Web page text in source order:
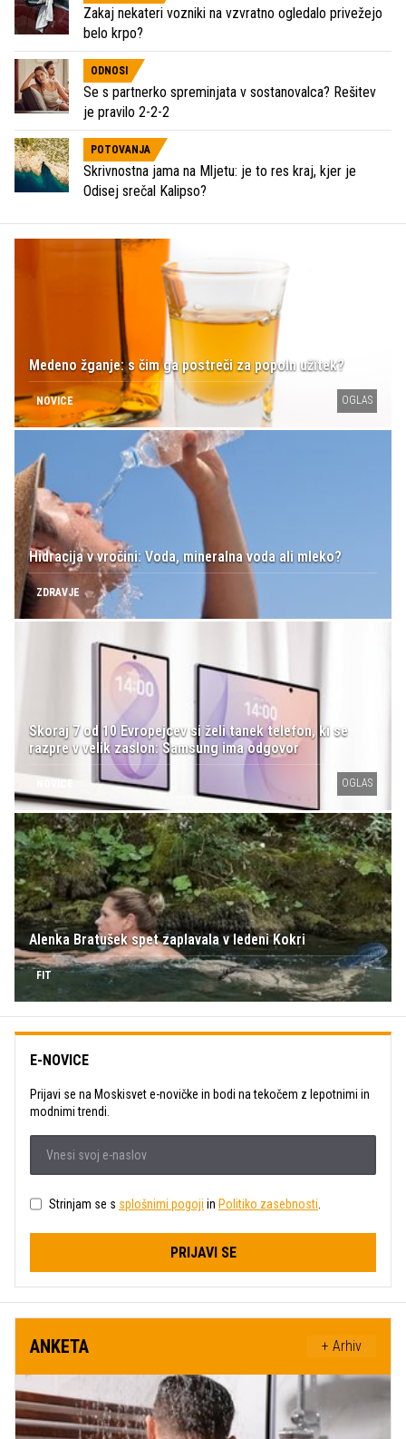
Zakaj nekateri vozniki na vzvratno ogledalo privežejo
belo krpo?
ODNOSI
Se s partnerko spreminjata v sostanovalca? Rešitev
je pravilo 2-2-2
POTOVANJA
Skrivnostna jama na Mljetu: je to res kraj, kjer je
Odisej srečal Kalipso?
Medeno žganje: s čim ga postreči za popoln užitek?
NOVICE OGLAS
Hidracija v vročini: Voda, mineralna voda ali mleko?
ZDRAVJE
Skoraj 7 od 10 Evropejcev si želi tanek telefon, ki se
razpre v velik zaslon: Samsung ima odgovor
OGLAS
Alenka Bratušek spet zaplavala v ledeni Kokri
FIT
E-NOVICE
Prijavi se na Moskisvet e-novičke in bodi na tekočem z lepotnimi in
modnimi trendi.
Strinjam se s splošnimi pogoji in Politiko zasebnosti
PRIJAVI SE
ANKETA + Arhiv